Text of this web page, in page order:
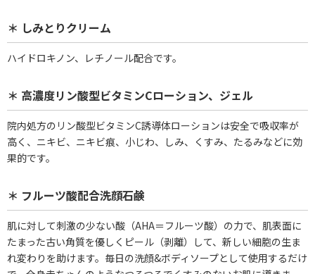
＊ しみとりクリーム
ハイドロキノン、レチノール配合です。
＊ 高濃度リン酸型ビタミンCローション、ジェル
院内処方のリン酸型ビタミンC誘導体ローションは安全で吸収率が
高く、ニキビ、ニキビ痕、小じわ、しみ、くすみ、たるみなどに効
果的です。
＊ フルーツ酸配合洗顔石鹸
肌に対して刺激の少ない酸（AHA＝フルーツ酸）の力で、肌表面に
たまった古い角質を優しくピール（剥離）して、新しい細胞の生ま
れ変わりを助けます。毎日の洗顔&ボディソープとして使用するだけ